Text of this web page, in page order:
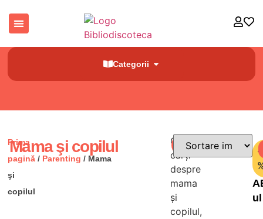
Categorii
Prima
pagină / Parenting / Mama
şi
copilul
Mama şi copilul
Găsești
cărți
despre
mama
și
copilul,
Filtre
ul